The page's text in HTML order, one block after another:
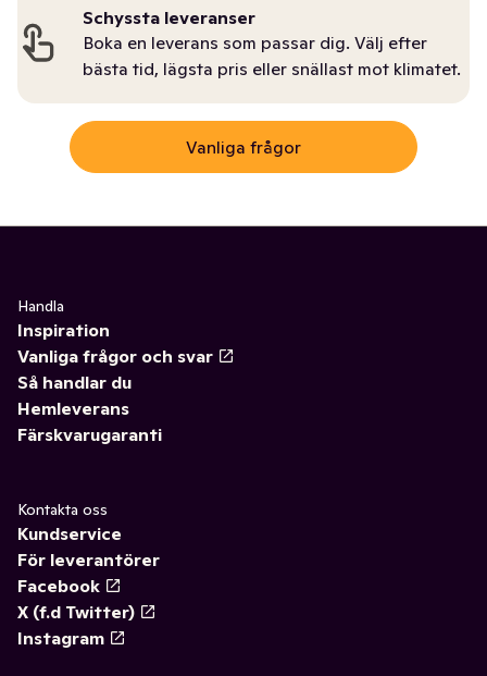
Schyssta leveranser
Boka en leverans som passar dig. Välj efter
bästa tid, lägsta pris eller snällast mot klimatet.
Vanliga frågor
Handla
Inspiration
Vanliga frågor och svar
Så handlar du
Hemleverans
Färskvarugaranti
Kontakta oss
Kundservice
För leverantörer
Facebook
X (f.d Twitter)
Instagram